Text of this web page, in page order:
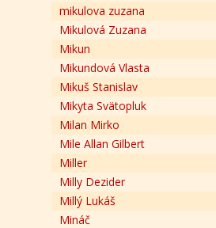
mikulova zuzana
Mikulová Zuzana
Mikun
Mikundová Vlasta
Mikuš Stanislav
Mikyta Svätopluk
Milan Mirko
Mile Allan Gilbert
Miller
Milly Dezider
Millý Lukáš
Mináč